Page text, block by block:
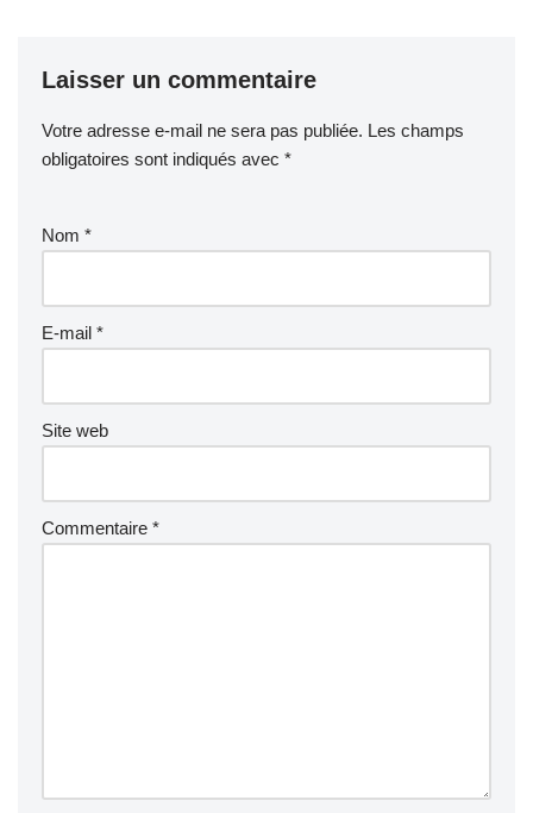
Laisser un commentaire
Votre adresse e-mail ne sera pas publiée. Les champs
obligatoires sont indiqués avec *
Nom *
E-mail *
Site web
Commentaire *